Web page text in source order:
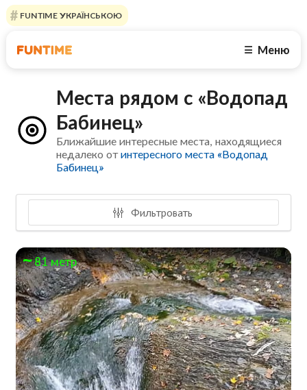
FUNTIME УКРАЇНСЬКОЮ
☰ Меню
Места рядом с «Водопад
Бабинец»
Ближайшие интересные места, находящиеся
недалеко отинтересного места «Водопад
Бабинец»
Фильтровать
81 метр